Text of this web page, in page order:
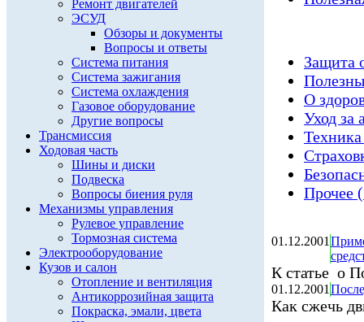
Ремонт двигателей
ЭСУД
Обзоры и документы
Вопросы и ответы
Система питания
Система зажигания
Система охлаждения
Газовое оборудование
Другие вопросы
Трансмиссия
Ходовая часть
Шины и диски
Подвеска
Вопросы биения руля
Механизмы управления
Рулевое управление
Тормозная система
Электрооборудование
Кузов и салон
Отопление и вентиляция
Антикоррозийная защита
Покраска, эмали, цвета
Защита
О
Уход за
Прочее
01.12.2001
К статье о
01.12.2001
Как сжечь